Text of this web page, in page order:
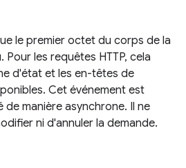
le premier octet du corps de la
les requêtes HTTP, cela
d'état et les en-têtes de
Cet événement est
manière asynchrone. Il ne
ni d'annuler la demande.